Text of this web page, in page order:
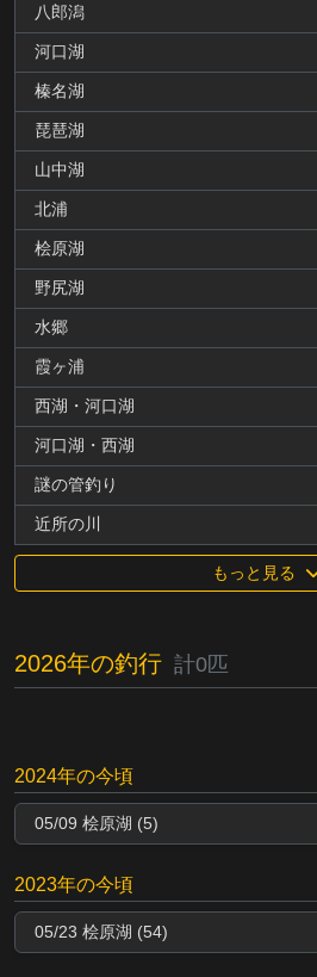
八郎潟
河口湖
榛名湖
琵琶湖
山中湖
北浦
桧原湖
野尻湖
水郷
霞ヶ浦
西湖・河口湖
河口湖・西湖
謎の管釣り
近所の川
もっと見る
2026年の釣行 計0匹
2024年の今頃
05/09 桧原湖 (5)
2023年の今頃
05/23 桧原湖 (54)